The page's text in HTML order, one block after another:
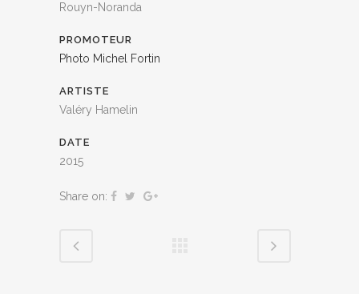
Rouyn-Noranda
PROMOTEUR
Photo Michel Fortin
ARTISTE
Valéry Hamelin
DATE
2015
Share on:
BIENVENUE SUR NOTRE NOUVEAU
SITE WEB, CULTURAT.ORG!
Ce site vous appartient : partagez vos projets, vos
questions, n’hésitez pas à nous